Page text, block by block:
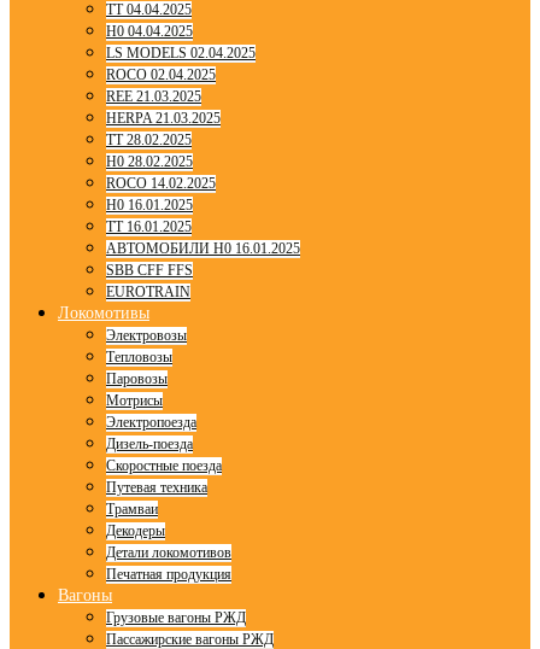
TT 04.04.2025
H0 04.04.2025
LS MODELS 02.04.2025
ROCO 02.04.2025
REE 21.03.2025
HERPA 21.03.2025
TT 28.02.2025
H0 28.02.2025
ROCO 14.02.2025
H0 16.01.2025
TT 16.01.2025
АВТОМОБИЛИ H0 16.01.2025
SBB CFF FFS
EUROTRAIN
Локомотивы
Электровозы
Тепловозы
Паровозы
Мотрисы
Электропоезда
Дизель-поезда
Скоростные поезда
Путевая техника
Трамваи
Декодеры
Детали локомотивов
Печатная продукция
Вагоны
Грузовые вагоны РЖД
Пассажирские вагоны РЖД